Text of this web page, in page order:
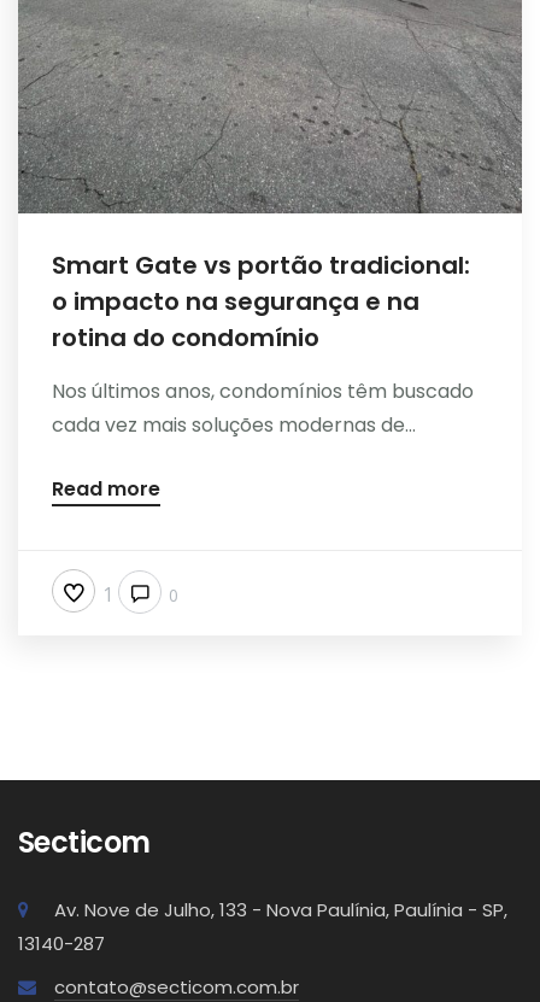
Smart Gate vs portão tradicional:
o impacto na segurança e na
rotina do condomínio
Nos últimos anos, condomínios têm buscado
cada vez mais soluções modernas de...
Read more
1 0
Secticom
Av. Nove de Julho, 133 - Nova Paulínia, Paulínia - SP,
13140-287
contato@secticom.com.br